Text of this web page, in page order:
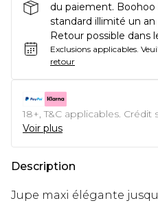
du paiement. Boohoo
standard illimité un
Retour possible dans
Exclusions applicables.
retour
18+, T&C applicables.
Voir plus
Description
Jupe maxi élégante